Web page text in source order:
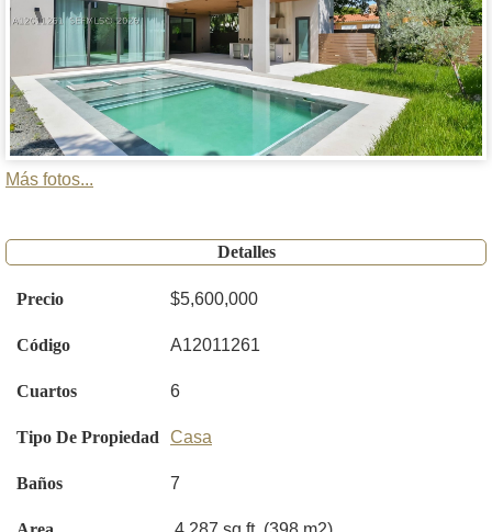
Más fotos...
Detalles
Precio $5,600,000
Código A12011261
Cuartos 6
Tipo De Propiedad Casa
Baños 7